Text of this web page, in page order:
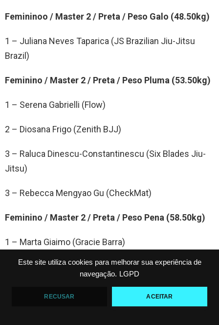
Este site utiliza cookies para melhorar sua experiência de
navegação. LGPD
RECUSAR ACEITAR
Femininoo / Master 2 / Preta / Peso Galo (48.50kg)
1 – Juliana Neves Taparica (JS Brazilian Jiu-Jitsu
Brazil)
Feminino / Master 2 / Preta / Peso Pluma (53.50kg)
1 – Serena Gabrielli (Flow)
2 – Diosana Frigo (Zenith BJJ)
3 – Raluca Dinescu-Constantinescu (Six Blades Jiu-
Jitsu)
3 – Rebecca Mengyao Gu (CheckMat)
Feminino / Master 2 / Preta / Peso Pena (58.50kg)
1 – Marta Giaimo (Gracie Barra)
2 – Mylene Ramos Engle (Cascao Jiu-Jitsu)